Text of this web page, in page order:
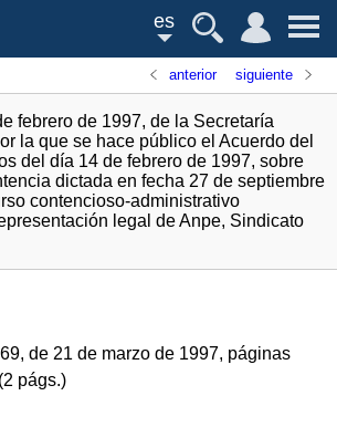
es
anterior siguiente
febrero de 1997, de la Secretaría
la que se hace público el Acuerdo del
del día 14 de febrero de 1997, sobre
dictada en fecha 27 de septiembre
contencioso-administrativo
legal de Anpe, Sindicato
69, de 21 de marzo de 1997, páginas
págs.)